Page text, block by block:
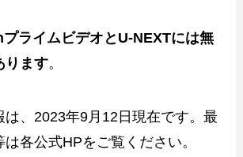
ライムビデオとU-NEXTには無
ります。
は、2023年9月12日現在です。最
各公式HPをご覧ください。